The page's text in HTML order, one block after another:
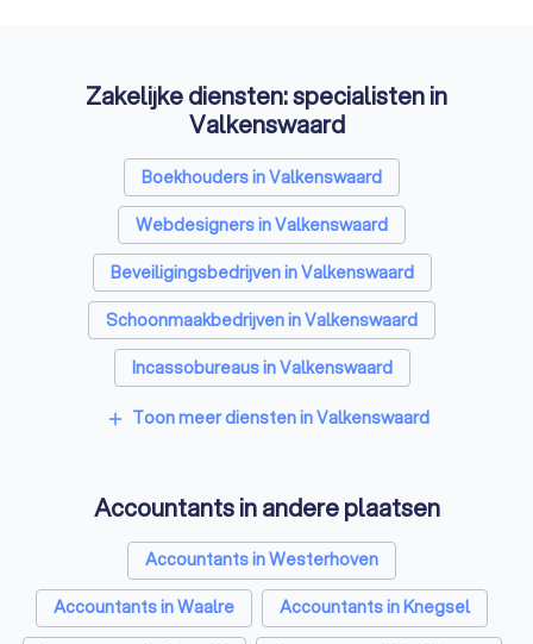
Zakelijke diensten: specialisten in
Valkenswaard
Boekhouders in Valkenswaard
Webdesigners in Valkenswaard
Beveiligingsbedrijven in Valkenswaard
Schoonmaakbedrijven in Valkenswaard
Incassobureaus in Valkenswaard
Online marketing bureaus in Valkenswaard
Vertaalbureaus in Valkenswaard
SEO-specialisten in Valkenswaard
Grafisch ontwerpers in Valkenswaard
add Toon meer diensten in Valkenswaard
Accountants in andere plaatsen
Accountants in Westerhoven
Accountants in Waalre
Accountants in Knegsel